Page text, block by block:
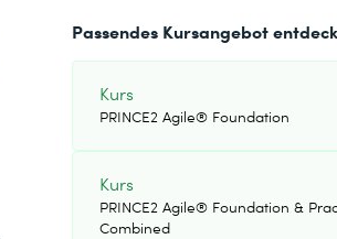
Passendes Kursangebot
Kurs
PRINCE2 Agile® Foundation
Kurs
PRINCE2 Agile® Foundation &
Combined